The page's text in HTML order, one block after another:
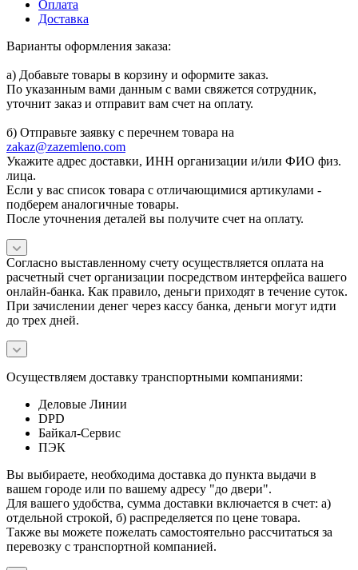
Оплата
Доставка
Варианты оформления заказа:
а) Добавьте товары в корзину и оформите заказ.
По указанным вами данным с вами свяжется сотрудник,
уточнит заказ и отправит вам счет на оплату.
б) Отправьте заявку с перечнем товара на
zakaz@zazemleno.com
Укажите адрес доставки, ИНН организации и/или ФИО физ.
лица.
Если у вас список товара с отличающимися артикулами -
подберем аналогичные товары.
После уточнения деталей вы получите счет на оплату.
Согласно выставленному счету осуществляется оплата на
расчетный счет организации посредством интерфейса вашего
онлайн-банка. Как правило, деньги приходят в течение суток.
При зачислении денег через кассу банка, деньги могут идти
до трех дней.
Осуществляем доставку транспортными компаниями:
Деловые Линии
DPD
Байкал-Сервис
ПЭК
Вы выбираете, необходима доставка до пункта выдачи в
вашем городе или по вашему адресу "до двери".
Для вашего удобства, сумма доставки включается в счет: а)
отдельной строкой, б) распределяется по цене товара.
Также вы можете пожелать самостоятельно рассчитаться за
перевозку с транспортной компанией.